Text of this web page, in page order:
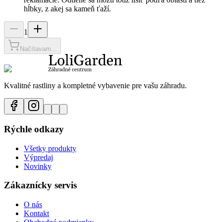
hĺbky, z akej sa kameň ťaží.
1
Načítavam...
Kvalitné rastliny a kompletné vybavenie pre vašu záhradu.
Rýchle odkazy
Všetky produkty
Výpredaj
Novinky
Zákaznícky servis
O nás
Kontakt